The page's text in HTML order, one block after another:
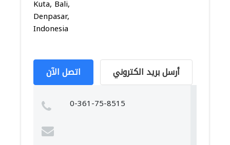
Kuta, Bali,
Denpasar,
Indonesia
اتصل الآن أرسل بريد الكتروني
0-361-75-8515